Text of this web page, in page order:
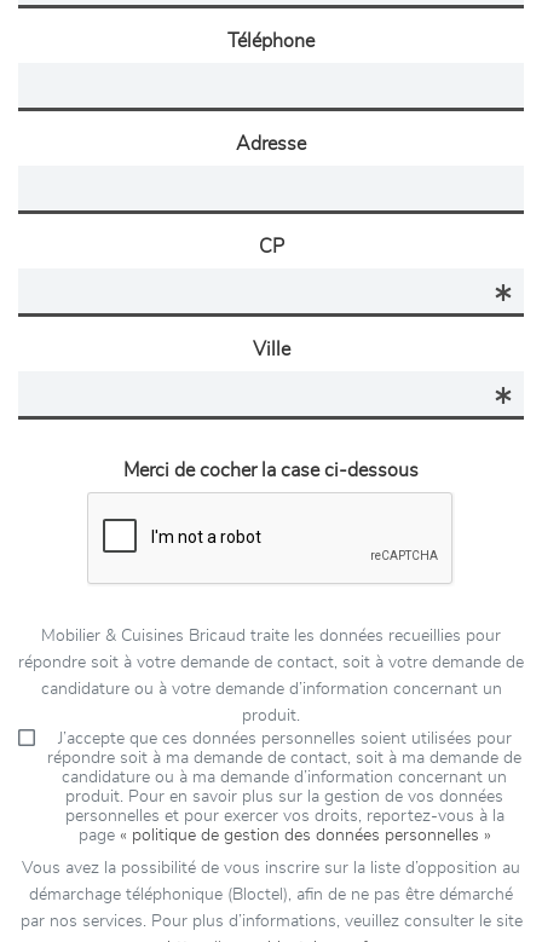
Téléphone
Adresse
CP
Ville
Merci de cocher la case ci-dessous
Mobilier & Cuisines Bricaud traite les données recueillies pour
répondre soit à votre demande de contact, soit à votre demande de
candidature ou à votre demande d’information concernant un
produit.
J’accepte que ces données personnelles soient utilisées pour
répondre soit à ma demande de contact, soit à ma demande de
candidature ou à ma demande d’information concernant un
produit. Pour en savoir plus sur la gestion de vos données
personnelles et pour exercer vos droits, reportez-vous à la
page « politique de gestion des données personnelles »
Vous avez la possibilité de vous inscrire sur la liste d’opposition au
démarchage téléphonique (Bloctel), afin de ne pas être démarché
par nos services. Pour plus d’informations, veuillez consulter le site